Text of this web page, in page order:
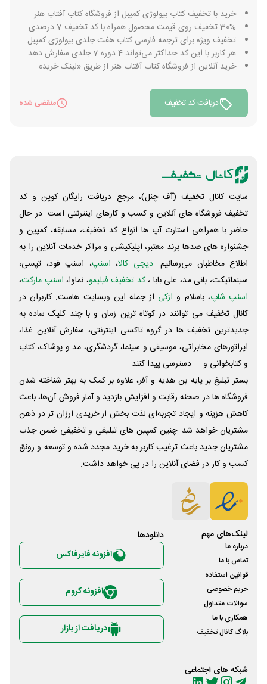
خرید با تخفیف کتاب بیولوژی کمپبل از فروشگاه کتاب آفتاب هنر
30% تخفیف روی قیمت محصول همراه با کد تخفیف 7 درصدی
تخفیف ویژه برای ترجمه فارسی کتاب هفت جلدی بیولوژی کمپبل
هر کاربر با این کد حداکثر می‌تواند 4 دوره 7 جلدی سفارش دهد
خرید آنلاین از فروشگاه کتاب آفتاب هنر از طریق «لینک خرید»
دریافت کد تخفیف منقضی شده
سایت کانال تخفیف (آف چنل)، مرجع دریافت رایگان کوپن و کد
تخفیف فروشگاه های آنلاین و کسب و‌ کارهای اینترنتی است. در حال
حاضر با همراهی استارت آپ ها انواع کد تخفیف، مسابقه، کمپین و
جشنواره های صدها برند معتبر، اپلیکیشن و مراکز خدمات آنلاین را به
اطلاع مخاطبان می‌رسانیم. دیجی کالا، اسنپ، اسنپ فود، تپسی،
سینماتیکت، بانی مد، علی‌ بابا ،کد تخفیف فیلیمو، نماوا، اسنپ مارکت،
اسنپ شاپ، باسلام و ازکی از جمله این وبسایت ‌هاست. کاربران در
کانال تخفیف می توانند در کوتاه ترین زمان و با چند کلیک ساده به
جدیدترین تخفیف ها در گروه تاکسی اینترنتی، سفارش آنلاین غذا،
اپراتورهای مخابراتی، موسیقی و سینما، گردشگری، مد و پوشاک، کتاب
و کتابخوانی و ... دسترسی پیدا کنند.
بستر تبلیغ بر پایه بن هدیه و آفر، علاوه بر کمک به بهتر شناخته شدن
فروشگاه ها در صحنه رقابت و افزایش بازدید و آمار فروش آن‌ها، باعث
کاهش هزینه و ایجاد تجربه‌ای لذت بخش از خریدی ارزان تر در ذهن
مشتریان خواهد شد. چنین کمپین های تبلیغی و تخفیفی ضمن جذب
مشتریان جدید باعث ترغیب کاربر به خرید مجدد شده و توسعه و رونق
کسب و کار در فضای آنلاین را در پی خواهد داشت.
لینک‌های مهم
درباره ما
تماس با ما
قوانین استفاده
حریم خصوصی
سوالات متداول
همکاری با ما
بلاگ کانال تخفیف
شبکه های اجتماعی
دانلود‌ها
افزونه فایرفاکس
افزونه کروم
دریافت از بازار